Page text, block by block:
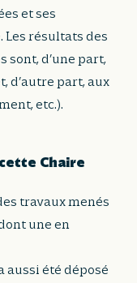
et ses
résultats des
sont, d’une part,
d’autre part, aux
etc.).
Chaire
travaux menés
une en
été déposé